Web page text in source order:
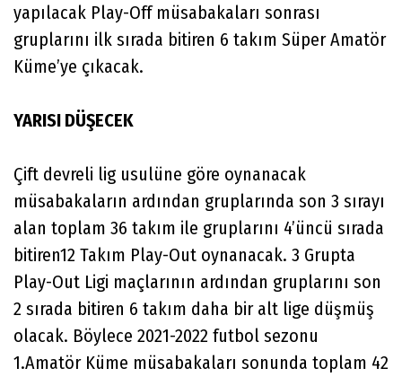
yapılacak Play-Off müsabakaları sonrası
gruplarını ilk sırada bitiren 6 takım Süper Amatör
Küme’ye çıkacak.
YARISI DÜŞECEK
Çift devreli lig usulüne göre oynanacak
müsabakaların ardından gruplarında son 3 sırayı
alan toplam 36 takım ile gruplarını 4’üncü sırada
bitiren12 Takım Play-Out oynanacak. 3 Grupta
Play-Out Ligi maçlarının ardından gruplarını son
2 sırada bitiren 6 takım daha bir alt lige düşmüş
olacak. Böylece 2021-2022 futbol sezonu
1.Amatör Küme müsabakaları sonunda toplam 42